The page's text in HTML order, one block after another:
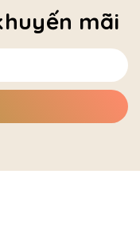
mãi